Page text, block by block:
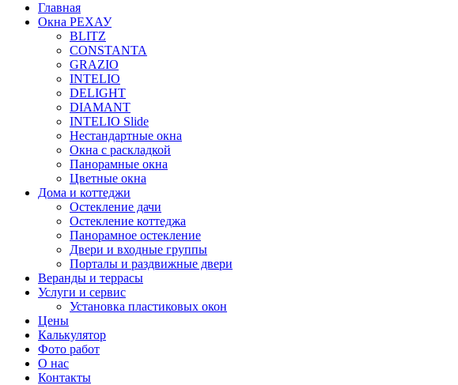
Главная
Окна РЕХАУ
BLITZ
CONSTANTA
GRAZIO
INTELIO
DELIGHT
DIAMANT
INTELIO Slide
Нестандартные окна
Окна с раскладкой
Панорамные окна
Цветные окна
Дома и коттеджи
Остекление дачи
Остекление коттеджа
Панорамное остекление
Двери и входные группы
Порталы и раздвижные двери
Веранды и террасы
Услуги и сервис
Установка пластиковых окон
Цены
Калькулятор
Фото работ
О нас
Контакты